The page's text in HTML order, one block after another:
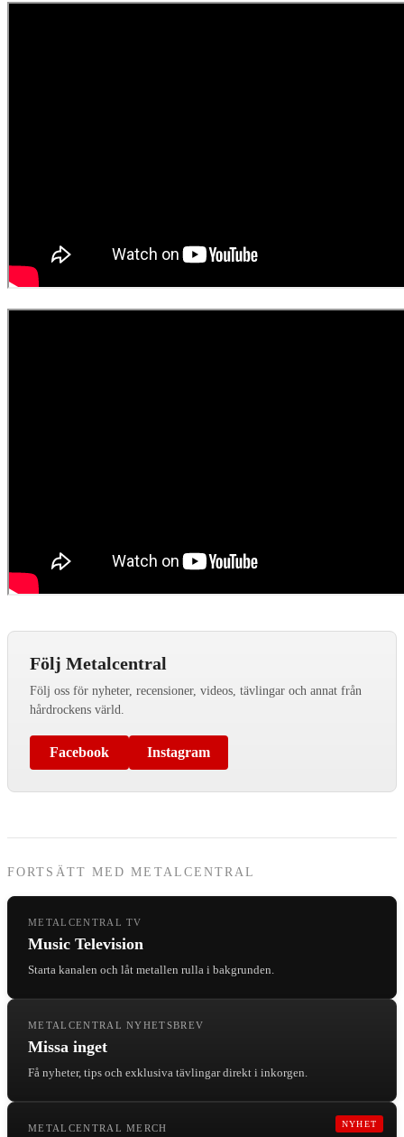
Följ Metalcentral
Följ oss för nyheter, recensioner, videos, tävlingar och annat från
hårdrockens värld.
Facebook Instagram
FORTSÄTT MED METALCENTRAL
METALCENTRAL TV
Music Television
Starta kanalen och låt metallen rulla i bakgrunden.
METALCENTRAL NYHETSBREV
Missa inget
Få nyheter, tips och exklusiva tävlingar direkt i inkorgen.
NYHET
METALCENTRAL MERCH